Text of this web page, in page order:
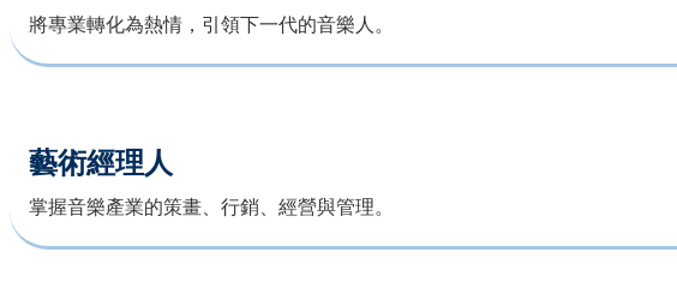
將專業轉化為熱情，引領下一代的音樂人。
藝術經理人
掌握音樂產業的策畫、行銷、經營與管理。